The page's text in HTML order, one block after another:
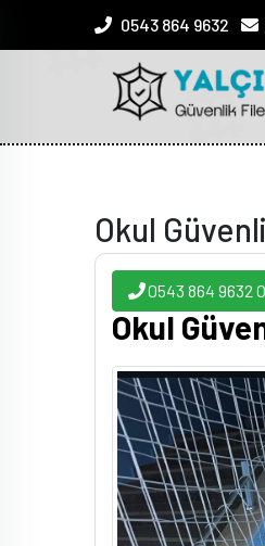
0543 864 9632
Okul
0543 864 9632
Okul